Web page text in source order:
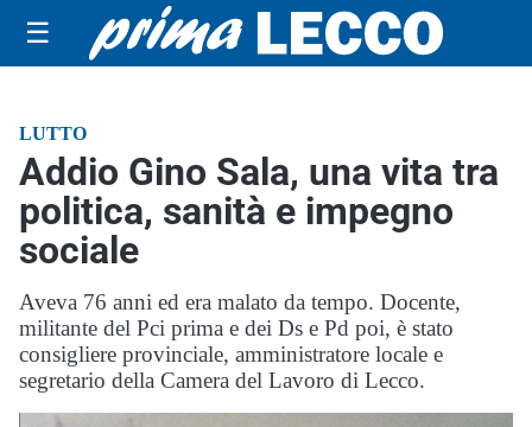
☰
LUTTO
Addio Gino Sala, una vita tra
politica, sanità e impegno
sociale
Aveva 76 anni ed era malato da tempo. Docente,
militante del Pci prima e dei Ds e Pd poi, è stato
consigliere provinciale, amministratore locale e
segretario della Camera del Lavoro di Lecco.